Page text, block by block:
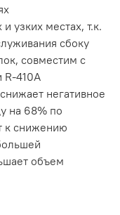
узких местах, т.к.
сбоку
совместим с
410A
негативное
на 68% по
к снижению
объем